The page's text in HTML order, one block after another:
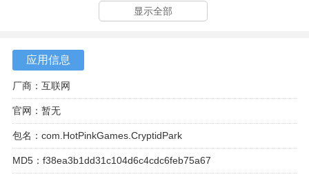
显示全部
应用信息
厂商：互联网
官网：暂无
包名：com.HotPinkGames.CryptidPark
MD5：f38ea3b1dd31c104d6c4cdc6feb75a67